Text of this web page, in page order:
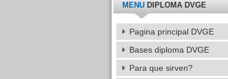
MENUDIPLOMA DVGE
Pagina principal DVGE
Bases diploma DVGE
Para que sirven?